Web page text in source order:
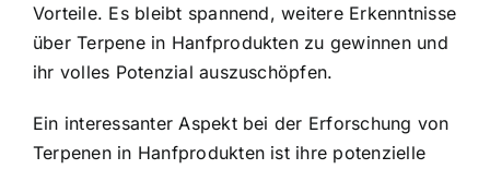
Vorteile. Es bleibt spannend, weitere Erkenntnisse
über Terpene in Hanfprodukten zu gewinnen und
ihr volles Potenzial auszuschöpfen.
Ein interessanter Aspekt bei der Erforschung von
Terpenen in Hanfprodukten ist ihre potenzielle